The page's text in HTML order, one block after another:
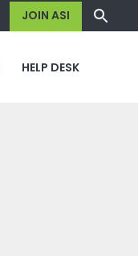
JOIN ASI
HELP DESK